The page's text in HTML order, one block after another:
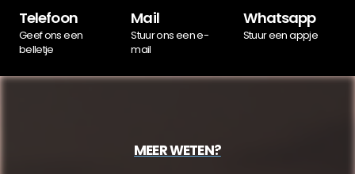
Telefoon
Geef ons een
belletje
Mail
Stuur ons een e-
mail
Whatsapp
Stuur een appje
MEER WETEN?